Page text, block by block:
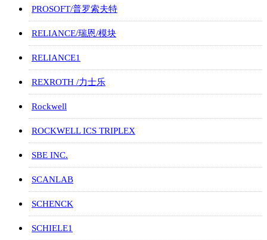
PROSOFT/普罗索夫特
RELIANCE/瑞恩/模块
RELIANCE1
REXROTH /力士乐
Rockwell
ROCKWELL ICS TRIPLEX
SBE INC.
SCANLAB
SCHENCK
SCHIELE1